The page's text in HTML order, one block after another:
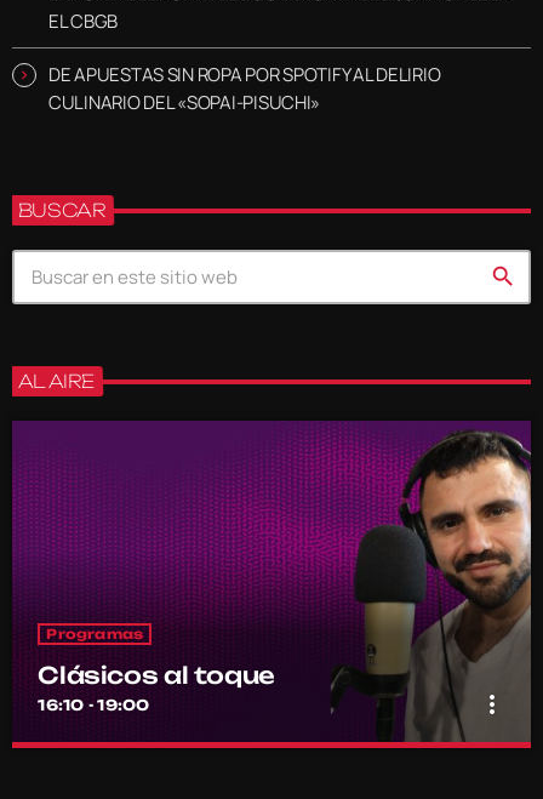
EL CBGB
DE APUESTAS SIN ROPA POR SPOTIFY AL DELIRIO
CULINARIO DEL «SOPAI-PISUCHI»
BUSCAR
search
AL AIRE
Programas
Clásicos al toque
16:10 - 19:00 more_vert